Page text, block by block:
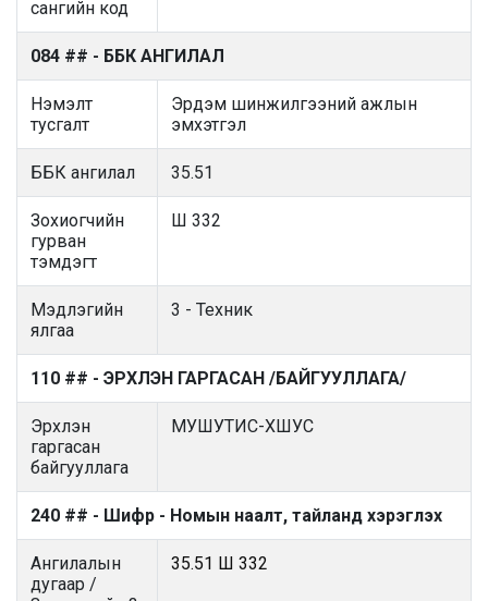
сангийн код
084 ## - ББК АНГИЛАЛ
Нэмэлт
тусгалт
Эрдэм шинжилгээний ажлын
эмхэтгэл
ББК ангилал 35.51
Зохиогчийн
гурван
тэмдэгт
Ш 332
Мэдлэгийн
ялгаа
3 - Техник
110 ## - ЭРХЛЭН ГАРГАСАН /БАЙГУУЛЛАГА/
Эрхлэн
гаргасан
байгууллага
МУШУТИС-ХШУС
240 ## - Шифр - Номын наалт, тайланд хэрэглэх
Ангилалын
дугаар /
35.51 Ш 332